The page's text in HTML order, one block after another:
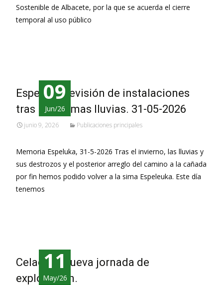
Sostenible de Albacete, por la que se acuerda el cierre
temporal al uso público
09
Jun/26
Espeluka, revisión de instalaciones
tras las últimas lluvias. 31-05-2026
junio 9, 2026 Publicaciones principales
Memoria Espeluka, 31-5-2026 Tras el invierno, las lluvias y
sus destrozos y el posterior arreglo del camino a la cañada
por fin hemos podido volver a la sima Espeleuka. Este día
tenemos
11
May/26
Celadilla, nueva jornada de
exploración.